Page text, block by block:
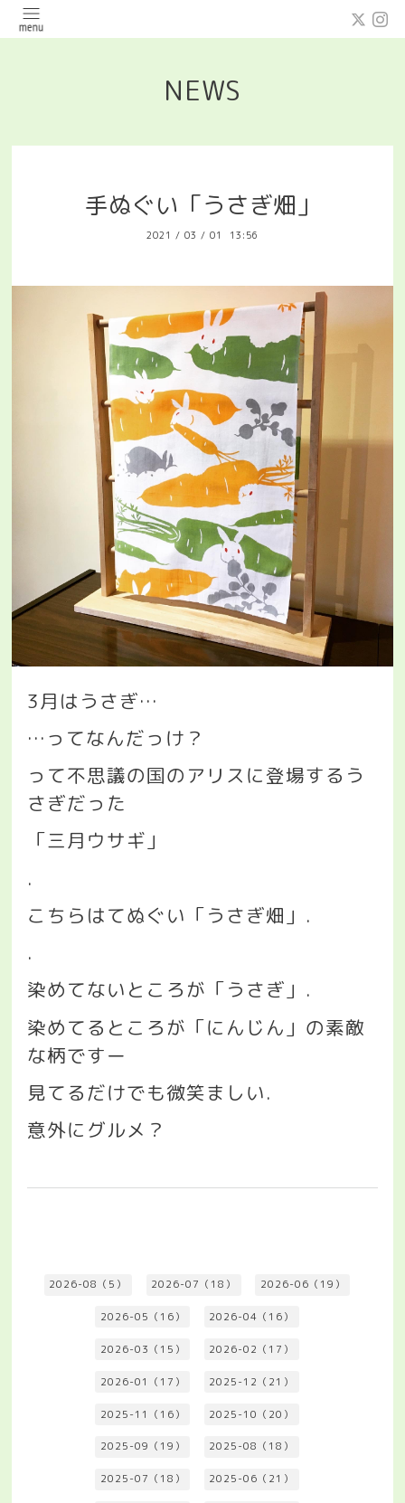
NEWS
手ぬぐい「うさぎ畑」
2021 / 03 / 01 13:56
3月はうさぎ…
… ってなんだっけ？
って不思議の国のアリスに登場するう
さぎだった
「三月ウサギ」
.
こちらはてぬぐい「うさぎ畑」 .
.
染めてないところが「うさぎ」 .
染めてるところが「にんじん」の素敵
な柄ですー
見てるだけでも微笑ましい.
意外にグルメ？
2026-08（5） 2026-07（18） 2026-06（19）
2026-05（16） 2026-04（16）
2026-03（15） 2026-02（17）
2026-01（17） 2025-12（21）
2025-11（16） 2025-10（20）
2025-09（19） 2025-08（18）
2025-07（18） 2025-06（21）